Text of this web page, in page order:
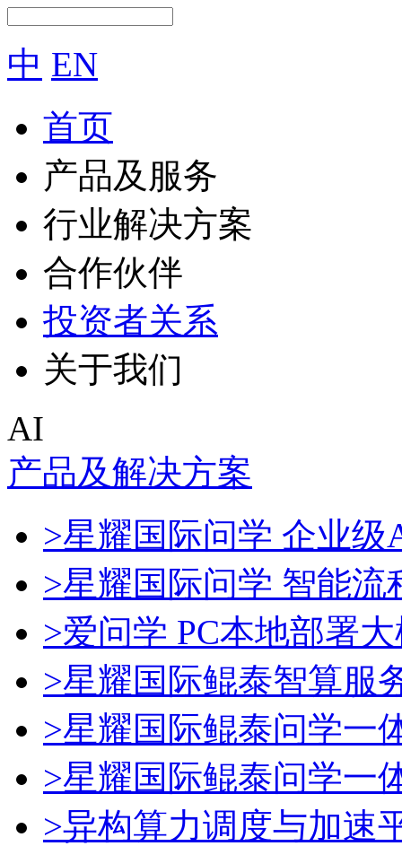
中 EN
首页
产品及服务
行业解决方案
合作伙伴
投资者关系
关于我们
AI
产品及解决方案
>星耀国际问学 企业级
>星耀国际问学 智能流
>爱问学 PC本地部署
>星耀国际鲲泰智算服
>星耀国际鲲泰问学一
>星耀国际鲲泰问学一
>异构算力调度与加速